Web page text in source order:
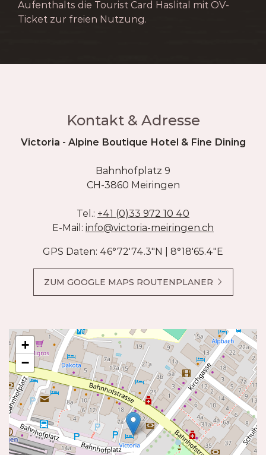
Aufenthalts die Tourist Card Haslital mit ÖV-
Ticket zur freien Nutzung.
Kontakt & Adresse
Victoria - Alpine Boutique Hotel & Fine Dining
Bahnhofplatz 9
CH-3860 Meiringen
Tel.: +41 (0)33 972 10 40
E-Mail: info@victoria-meiringen.ch
GPS Daten: 46°72'74.3"N | 8°18'65.4"E
ZUM GOOGLE MAPS ROUTENPLANER
+
−